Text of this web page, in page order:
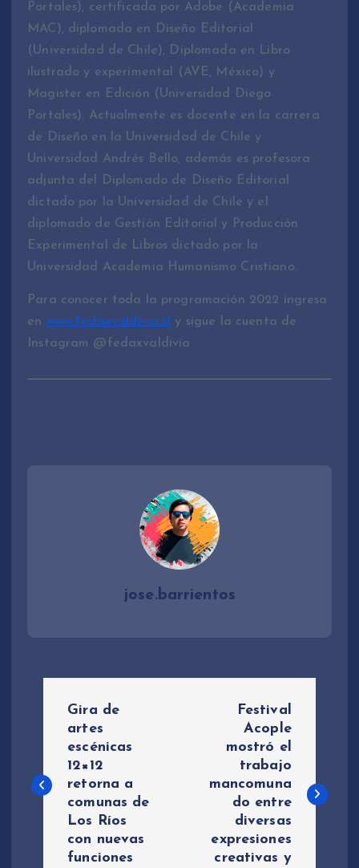
Portales), certificada por Adobe (Academia
MAC), diplomada en Diseño Editorial
(Universidad de Chile), Diplomada en Libro
ilustrado y experimental (AVE, México) y
Magister en Edición (Universidad Diego
Portales). Actualmente es docente en la carrera
de Diseño en la Universidad de Chile y
Universidad Andrés Bello, además es profesora
adjunta del Diplomado de Diseño Editorial
dictado por la Universidad de Chile y el
diplomado de Gestión Editorial y Producción
Experimental de Libros dictado por la
Universidad Academia Humanismo Cristiano.
Para conocer toda la programación 2022 ingresa
en www.fedaxvaldivia.cl
y sigue la cuenta de
Instagram @fedaxvaldivia
jose.barrientos
v
Gira de
artes
escénicas
12×12
retorna a
comunas de
Los Ríos
con nuevas
funciones
Festival
Acople
mostró el
trabajo
mancomuna
do entre
diversas
expresiones
creativas y